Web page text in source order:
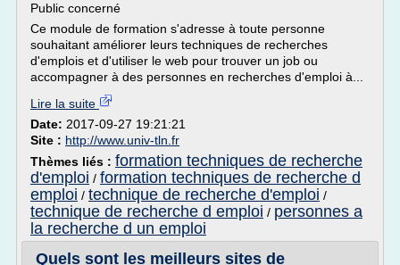
Public concerné
Ce module de formation s'adresse à toute personne
souhaitant améliorer leurs techniques de recherches
d'emplois et d'utiliser le web pour trouver un job ou
accompagner à des personnes en recherches d'emploi à...
Lire la suite
Date: 2017-09-27 19:21:21
Site : http://www.univ-tln.fr
Thèmes liés : formation techniques de recherche
d'emploi / formation techniques de recherche d
emploi / technique de recherche d'emploi /
technique de recherche d emploi / personnes a
la recherche d un emploi
Quels sont les meilleurs sites de